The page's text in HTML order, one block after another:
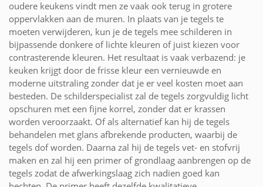
oudere keukens vindt men ze vaak ook terug in grotere
oppervlakken aan de muren. In plaats van je tegels te
moeten verwijderen, kun je de tegels mee schilderen in
bijpassende donkere of lichte kleuren of juist kiezen voor
contrasterende kleuren. Het resultaat is vaak verbazend: je
keuken krijgt door de frisse kleur een vernieuwde en
moderne uitstraling zonder dat je er veel kosten moet aan
besteden. De schilderspecialist zal de tegels zorgvuldig licht
opschuren met een fijne korrel, zonder dat er krassen
worden veroorzaakt. Of als alternatief kan hij de tegels
behandelen met glans afbrekende producten, waarbij de
tegels dof worden. Daarna zal hij de tegels vet- en stofvrij
maken en zal hij een primer of grondlaag aanbrengen op de
tegels zodat de afwerkingslaag zich nadien goed kan